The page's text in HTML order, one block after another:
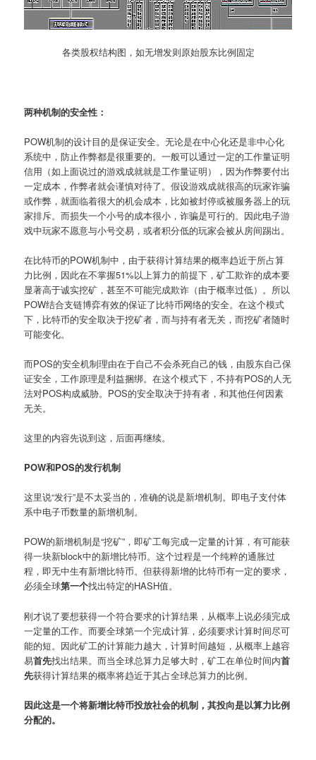
各类股权结构图，如无增发则原始股东比例固定
两种机制的安全性：
POW机制的设计目的是保证安全。无论是在中心化还是非中心化
系统中，防止作弊都是很重要的。一般可以通过一定的工作量证明
信用（如上面说过的游戏成就就是工作量证明），因为作弊要付出
一定成本，作弊者就会谨慎对待了。假设游戏成就很高的玩家诈骗
或作弊，就面临着很大的机会成本，比如被封停或被服务器上的玩
家排斥。而损失一个小号的成本很小，诈骗是可行的。因此电子游
戏中玩家不愿意与小号交易，或者积分低的玩家会被从房间踢出。
在比特币的POW机制中，由于获得计算结果的概率趋近于所占算
力比例，因此在不掌握51%以上算力的前提下，矿工欺诈的成本要
显著高于诚实挖矿，甚至不可能完成欺诈（由于概率过低）。所以
POW结合支链博弈有效的保证了比特币网络的安全。在这个模式
下，比特币的安全取决于挖矿者，而与持有者无关，而挖矿者随时
可能变化。
而POS的安全机制理由在于自己不会杀死自己的钱，由股东自己保
证安全，工作原理是利益捆绑。在这个模式下，不持有POS的人无
法对POS构成威胁。POS的安全取决于持有者，和其他任何因素
无关。
这里的内容先说到这，后面再继续。
POW和POS的发行机制
这里说“发行”是不太妥当的，准确的说是新增机制。即电子支付体
系中电子币数量的新增机制。
POW的新增机制是“挖矿”，即矿工每完成一定量的计算，有可能获
得一块新block中的新增比特币。这个过程是一个纯粹的通胀过
程，即无中生有新增比特币。但获得新增的比特币有一定的要求，
必须全球第一个找出特定的HASH值。
刚才说了要想获得一个符合要求的计算结果，从概率上说必须完成
一定量的工作。而要全球第一个完成计算，必须要求计算时间尽可
能的短。因此矿工的计算能力越大，计算时间越短，从概率上越容
易首先找出结果。而当全球总算力足够大时，矿工在单位时间内首
先获得计算结果的概率将趋近于其占全球总算力的比例。
因此这是一个将新增比特币投放社会的机制，其投向是以算力比例
分配的。